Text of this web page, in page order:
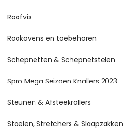
Roofvis
Rookovens en toebehoren
Schepnetten & Schepnetstelen
Spro Mega Seizoen Knallers 2023
Steunen & Afsteekrollers
Stoelen, Stretchers & Slaapzakken